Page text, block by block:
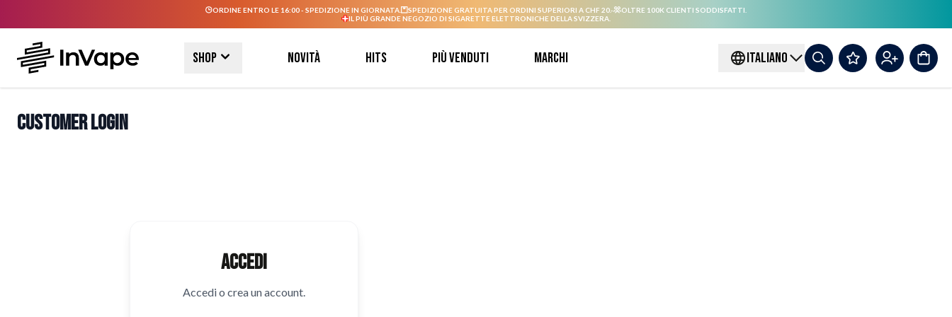
ORDINE ENTRO LE 16:00 - SPEDIZIONE IN GIORNATA. SPEDIZIONE GRATUITA PER ORDINI SUPERIORI A CHF 20.-
OLTRE 100K CLIENTI SODDISFATTI.
IL PIÙ GRANDE NEGOZIO DI SIGARETTE ELETTRONICHE DELLA SVIZZERA.
Shop Novità Hits Più venduti Marchi ITALIANO
Customer Login
Accedi
Accedi o crea un account.